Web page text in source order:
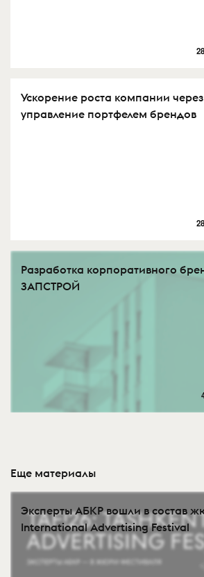
Ускорение роста компании
управление портфелем брендов
Разработка корпоративного
ЗАПСТРОЙ
Еще материалы
Эксперты АБКР вошли в состав
International Advertising Festival